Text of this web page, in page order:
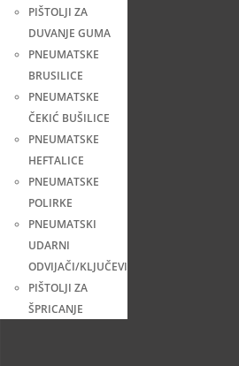
PIŠTOLJI ZA
DUVANJE GUMA
PNEUMATSKE
BRUSILICE
PNEUMATSKE
ČEKIĆ BUŠILICE
PNEUMATSKE
HEFTALICE
PNEUMATSKE
POLIRKE
PNEUMATSKI
UDARNI
ODVIJAČI/KLJUČEVI
PIŠTOLJI ZA
ŠPRICANJE